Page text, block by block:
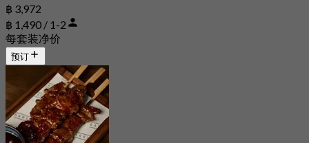
฿ 3,972
฿ 1,490 / 1-2
每套装净价
预订